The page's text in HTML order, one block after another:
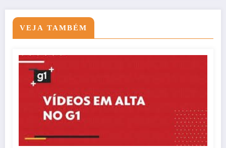
VEJA TAMBÉM